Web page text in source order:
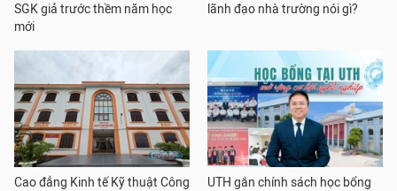
SGK giả trước thềm năm học
mới
lãnh đạo nhà trường nói gì?
Cao đẳng Kinh tế Kỹ thuật Công
UTH gắn chính sách học bổng